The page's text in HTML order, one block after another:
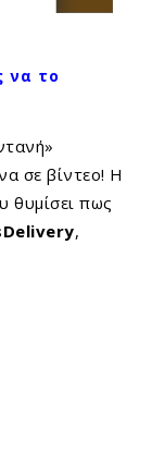
να το
σε βίντεο! Η
θυμίσει πως
,